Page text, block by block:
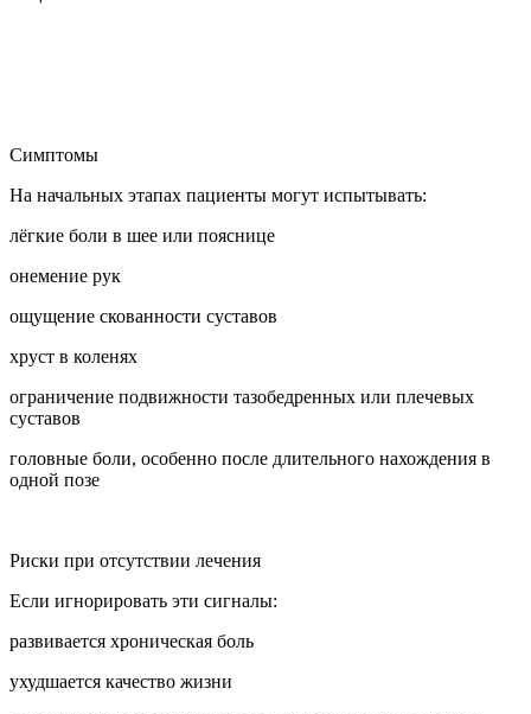
Симптомы
На начальных этапах пациенты могут испытывать:
лёгкие боли в шее или пояснице
онемение рук
ощущение скованности суставов
хруст в коленях
ограничение подвижности тазобедренных или плечевых
суставов
головные боли, особенно после длительного нахождения в
одной позе
Риски при отсутствии лечения
Если игнорировать эти сигналы:
развивается хроническая боль
ухудшается качество жизни